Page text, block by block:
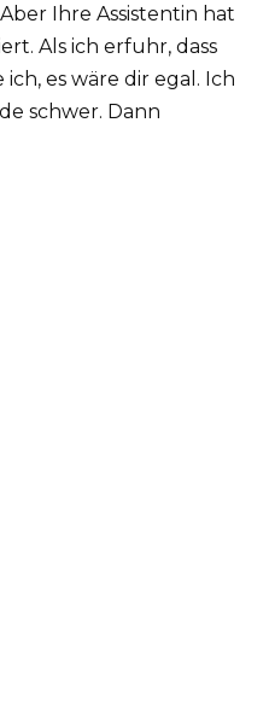
Ihre Assistentin hat
Als ich erfuhr, dass
es wäre dir egal. Ich
schwer. Dann